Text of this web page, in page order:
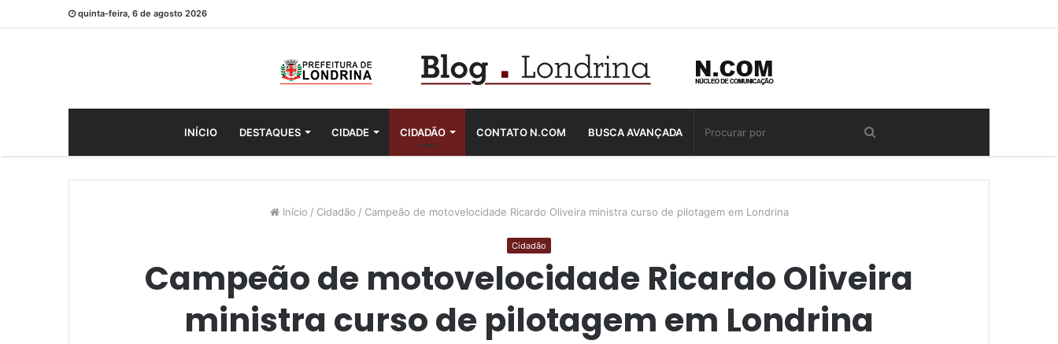
quinta-feira, 6 de agosto 2026
INÍCIO DESTAQUES CIDADE CIDADÃO CONTATO N.COM BUSCA AVANÇADA
Início / Cidadão / Campeão de motovelocidade Ricardo Oliveira ministra curso de pilotagem em Londrina
Cidadão
Campeão de motovelocidade Ricardo Oliveira
ministra curso de pilotagem em Londrina